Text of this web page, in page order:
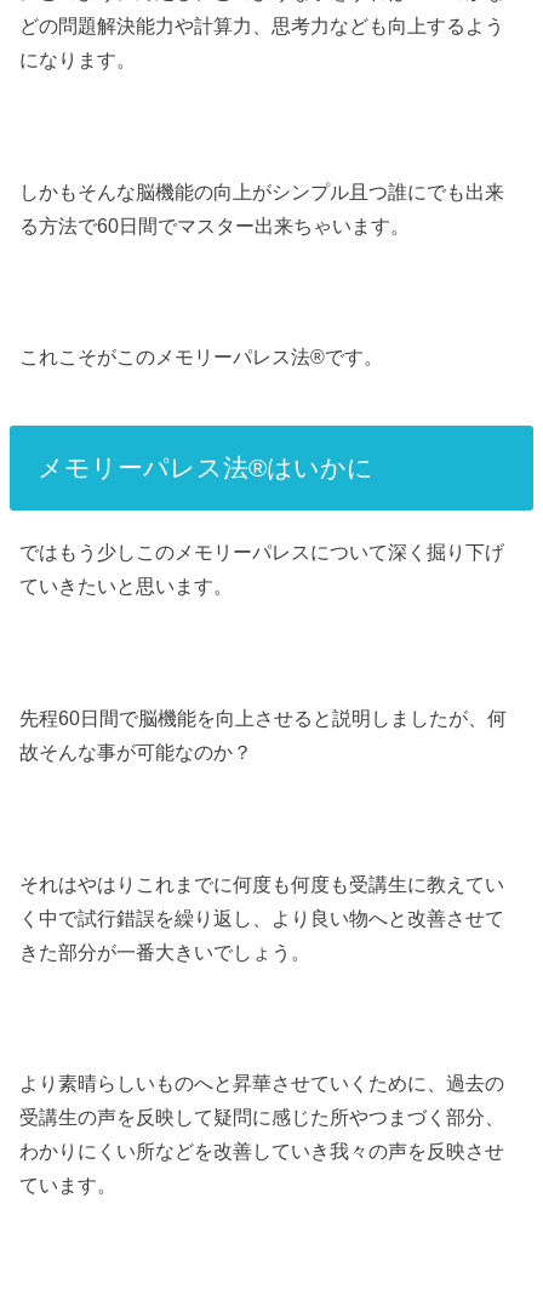
どの問題解決能力や計算力、思考力なども向上するよう
になります。
しかもそんな脳機能の向上がシンプル且つ誰にでも出来
る方法で60日間でマスター出来ちゃいます。
これこそがこのメモリーパレス法®︎です。
メモリーパレス法®︎はいかに
ではもう少しこのメモリーパレスについて深く掘り下げ
ていきたいと思います。
先程60日間で脳機能を向上させると説明しましたが、何
故そんな事が可能なのか？
それはやはりこれまでに何度も何度も受講生に教えてい
く中で試行錯誤を繰り返し、より良い物へと改善させて
きた部分が一番大きいでしょう。
より素晴らしいものへと昇華させていくために、過去の
受講生の声を反映して疑問に感じた所やつまづく部分、
わかりにくい所などを改善していき我々の声を反映させ
ています。